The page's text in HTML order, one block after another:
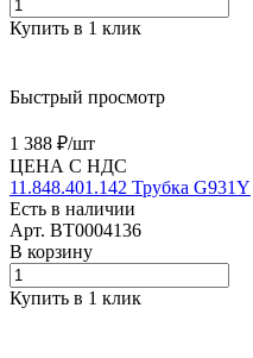
Купить в 1 клик
Быстрый просмотр
1 388 ₽/шт
ЦЕНА С НДС
11.848.401.142 Трубка G931Y
Есть в наличии
Арт. BT0004136
В корзину
Купить в 1 клик